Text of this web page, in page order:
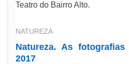
Teatro do Bairro Alto.
NATUREZA
Natureza. As
2017